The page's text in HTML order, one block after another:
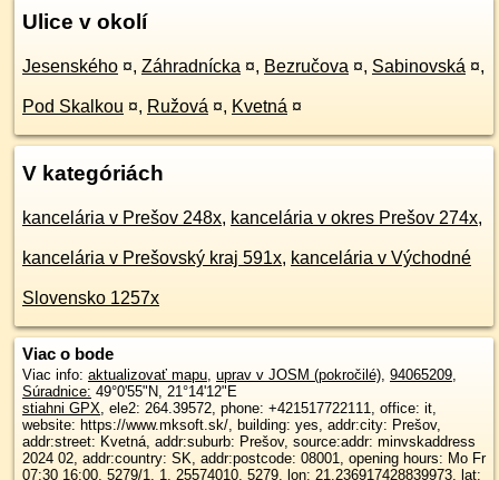
Ulice v okolí
Jesenského ¤, Záhradnícka ¤, Bezručova ¤, Sabinovská ¤,
Pod Skalkou ¤, Ružová ¤, Kvetná ¤
V kategóriách
kancelária v Prešov 248x, kancelária v okres Prešov 274x,
kancelária v Prešovský kraj 591x, kancelária v Východné
Slovensko 1257x
Viac o bode
Viac info: aktualizovať mapu, uprav v JOSM (pokročilé), 94065209,
Súradnice: 49°0'55"N, 21°14'12"E
stiahni GPX, ele2: 264.39572, phone: +421517722111, office: it,
website: https://www.mksoft.sk/, building: yes, addr:city: Prešov,
addr:street: Kvetná, addr:suburb: Prešov, source:addr: minvskaddress
2024 02, addr:country: SK, addr:postcode: 08001, opening hours: Mo Fr
07:30 16:00, 5279/1, 1, 25574010, 5279, lon: 21.236917428839973, lat: